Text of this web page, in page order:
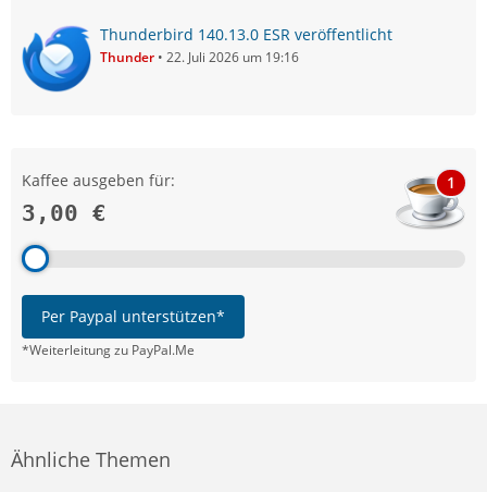
Thunderbird 140.13.0 ESR veröffentlicht
Thunder 22. Juli 2026 um 19:16
Kaffee ausgeben für:
3,00 €
1
Per Paypal unterstützen*
*Weiterleitung zu PayPal.Me
Ähnliche Themen